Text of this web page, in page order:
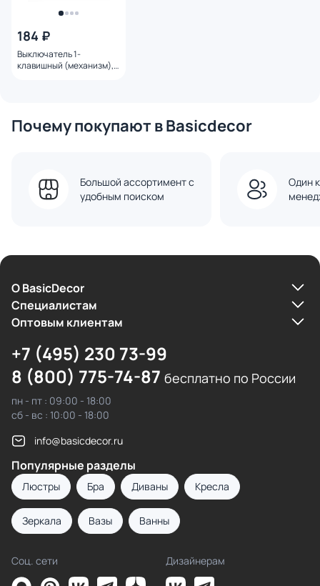
184 ₽
Выключатель 1-
клавишный (механизм),
Почему покупают в Basicdecor
Большой ассортимент с
удобным поиском
Один
О BasicDecor
Cпециалистам
Оптовым клиентам
+7 (495) 230 73-99
8 (800) 775-74-87 бесплатно по России
пн - пт : 09:00 - 18:00
сб - вс : 10:00 - 18:00
info@basicdecor.ru
Популярные разделы
Люстры Бра Диваны Кресла
Зеркала Вазы Ванны
Соц. сети Дизайнерам